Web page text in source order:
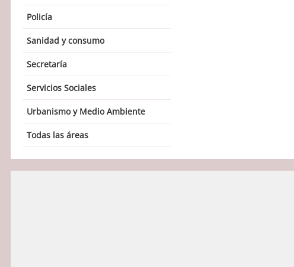
Policía
Sanidad y consumo
Secretaría
Servicios Sociales
Urbanismo y Medio Ambiente
Todas las áreas